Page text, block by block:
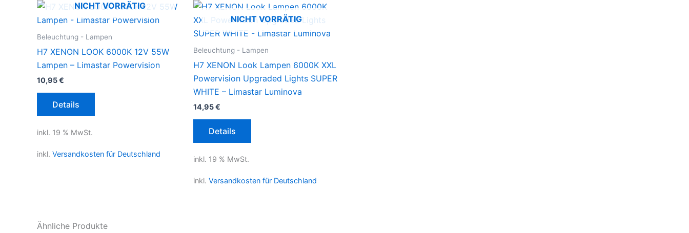
NICHT VORRÄTIG
Beleuchtung - Lampen
H7 XENON LOOK 6000K 12V 55W
Lampen – Limastar Powervision
10,95€
Details
inkl. 19 % MwSt.
inkl. Versandkosten für Deutschland
NICHT VORRÄTIG
Beleuchtung - Lampen
H7 XENON Look Lampen 6000K XXL
Powervision Upgraded Lights SUPER
WHITE – Limastar Luminova
14,95€
Details
inkl. 19 % MwSt.
inkl. Versandkosten für Deutschland
Ähnliche Produkte